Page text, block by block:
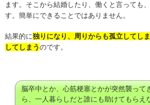
ます。そこから結婚したり、働くと言っても
す。簡単にできることではありません。
結果的に独りになり、周りからも孤立してし
してしまうのです。
脳卒中とか、心筋梗塞とかが突然襲って
ら、一人暮らしだと誰にも助けてもらえ